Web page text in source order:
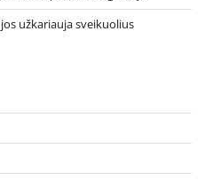
užkariauja sveikuolius